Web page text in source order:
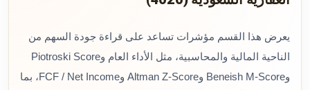
يعرض هذا القسم مؤشرات تساعد على قراءة جودة السهم من
الناحية المالية والمحاسبية، مثل الأداء العام وPiotroski Score
وBeneish M-Score وAltman Z-Score وFCF / Net Income، بما